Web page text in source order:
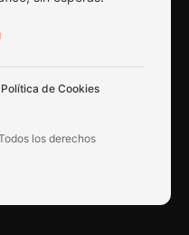
Política de Cookies
los derechos